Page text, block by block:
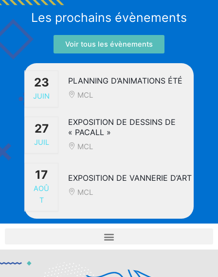
Aller
contenu
Les prochains évènements
Voir tous les évènements
23
JUIN
PLANNING D’ANIMATIONS ÉTÉ
MCL
27
JUIL
EXPOSITION DE DESSINS DE
« PACALL »
MCL
17
AOÛ
T
EXPOSITION DE VANNERIE D’ART
MCL